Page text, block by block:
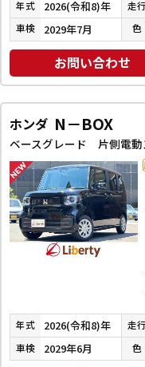
年式 2026(令和8)年 走行
車検 2029年7月 色
お問い合わせ
ホンダ N－BOX
年式 2026(令和8)年 走行
車検 2029年6月 色